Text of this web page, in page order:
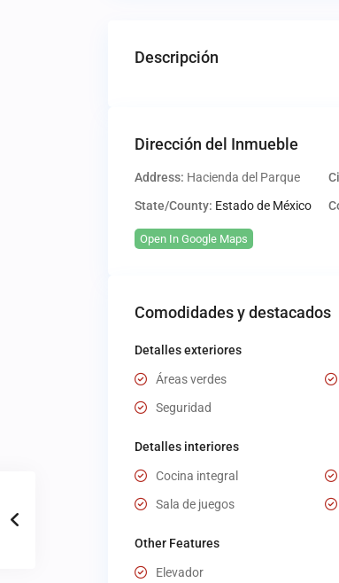
Descripción
Dirección del Inmueble
Address: Hacienda del Parque
State/County: Estado de México
Open In Google Maps
Comodidades y destacados
Detalles exteriores
Áreas verdes
Seguridad
Detalles interiores
Cocina integral
Sala de juegos
Other Features
Elevador